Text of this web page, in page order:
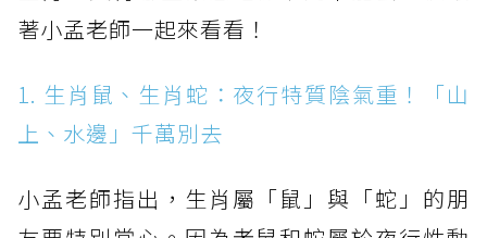
著小孟老師一起來看看！
1. 生肖鼠、生肖蛇：夜行特質陰氣重！「山
上、水邊」千萬別去
小孟老師指出，生肖屬「鼠」與「蛇」的朋